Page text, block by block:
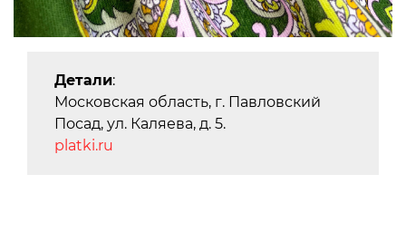
Детали:
Московская область, г. Павловский
Посад, ул. Каляева, д. 5.
platki.ru